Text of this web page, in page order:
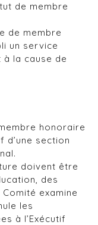
de membre
de membre
un service
à la cause de
honoraire
d’une section
doivent être
des
examine
les
à l’Exécutif